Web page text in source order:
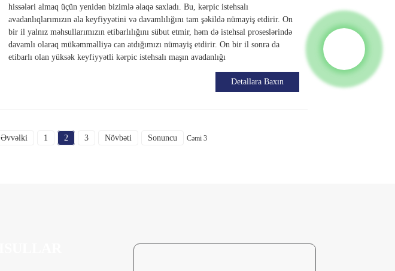
hissələri almaq üçün yenidən bizimlə əlaqə saxladı. Bu, kərpic istehsalı
avadanlıqlarımızın əla keyfiyyətini və davamlılığını tam şəkildə nümayiş etdirir. On
bir il yalnız məhsullarımızın etibarlılığını sübut etmir, həm də istehsal proseslərində
davamlı olaraq mükəmməlliyə can atdığımızı nümayiş etdirir. On bir il sonra da
etibarlı olan yüksək keyfiyyətli kərpic istehsalı maşın avadanlığı
Detallara Baxın
Əvvəlki 1 2 3 Növbəti Sonuncu Cəmi 3